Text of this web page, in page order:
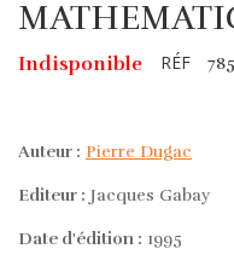
Indisponible RÉF
Auteur : Pierre Dugac
Editeur : Jacques Gabay
Date d'édition : 1995